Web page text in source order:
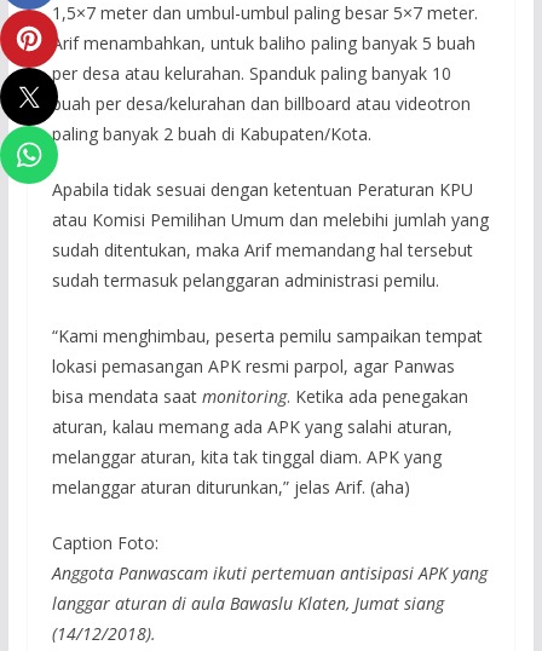
1,5×7 meter dan umbul-umbul paling besar 5×7 meter.
Arif menambahkan, untuk baliho paling banyak 5 buah
per desa atau kelurahan. Spanduk paling banyak 10
buah per desa/kelurahan dan billboard atau videotron
paling banyak 2 buah di Kabupaten/Kota.
Apabila tidak sesuai dengan ketentuan Peraturan KPU
atau Komisi Pemilihan Umum dan melebihi jumlah yang
sudah ditentukan, maka Arif memandang hal tersebut
sudah termasuk pelanggaran administrasi pemilu.
“Kami menghimbau, peserta pemilu sampaikan tempat
lokasi pemasangan APK resmi parpol, agar Panwas
bisa mendata saat monitoring. Ketika ada penegakan
aturan, kalau memang ada APK yang salahi aturan,
melanggar aturan, kita tak tinggal diam. APK yang
melanggar aturan diturunkan,” jelas Arif. (aha)
Caption Foto:
Anggota Panwascam ikuti pertemuan antisipasi APK yang
langgar aturan di aula Bawaslu Klaten, Jumat siang
(14/12/2018).